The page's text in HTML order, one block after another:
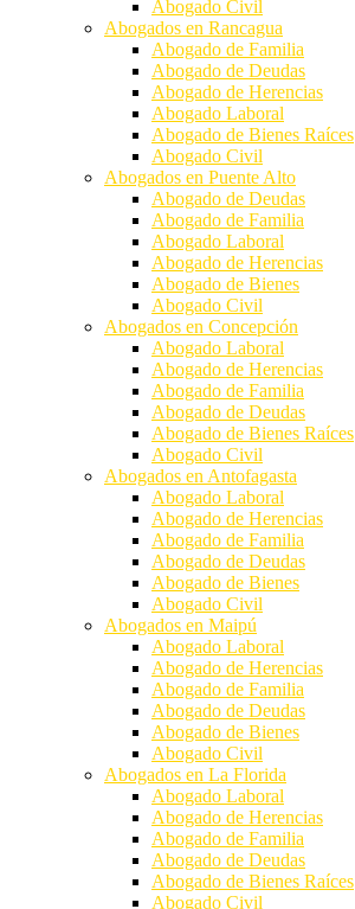
Abogado Civil
Abogados en Rancagua
Abogado de Familia
Abogado de Deudas
Abogado de Herencias
Abogado Laboral
Abogado de Bienes Raíces
Abogado Civil
Abogados en Puente Alto
Abogado de Deudas
Abogado de Familia
Abogado Laboral
Abogado de Herencias
Abogado de Bienes
Abogado Civil
Abogados en Concepción
Abogado Laboral
Abogado de Herencias
Abogado de Familia
Abogado de Deudas
Abogado de Bienes Raíces
Abogado Civil
Abogados en Antofagasta
Abogado Laboral
Abogado de Herencias
Abogado de Familia
Abogado de Deudas
Abogado de Bienes
Abogado Civil
Abogados en Maipú
Abogado Laboral
Abogado de Herencias
Abogado de Familia
Abogado de Deudas
Abogado de Bienes
Abogado Civil
Abogados en La Florida
Abogado Laboral
Abogado de Herencias
Abogado de Familia
Abogado de Deudas
Abogado de Bienes Raíces
Abogado Civil